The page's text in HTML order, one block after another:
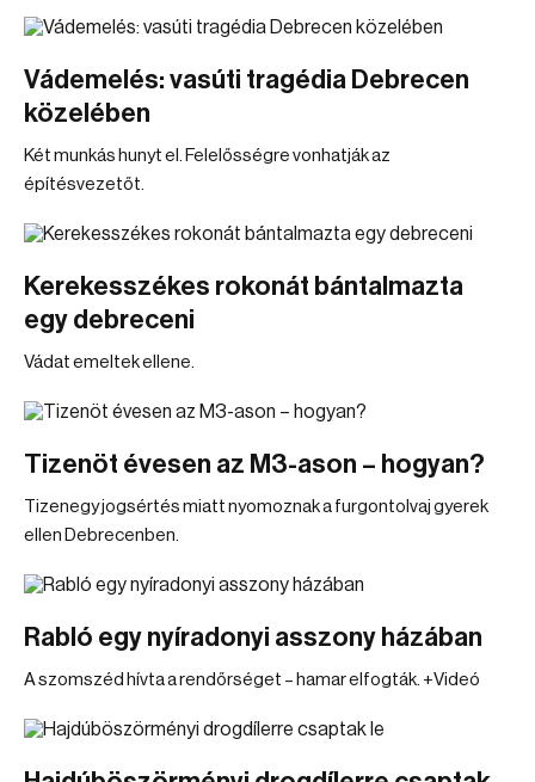
Vádemelés: vasúti tragédia Debrecen
közelében
Két munkás hunyt el. Felelősségre vonhatják az
építésvezetőt.
Kerekesszékes rokonát bántalmazta
egy debreceni
Vádat emeltek ellene.
Tizenöt évesen az M3-ason – hogyan?
Tizenegy jogsértés miatt nyomoznak a furgontolvaj gyerek
ellen Debrecenben.
Rabló egy nyíradonyi asszony házában
A szomszéd hívta a rendőrséget – hamar elfogták. +Videó